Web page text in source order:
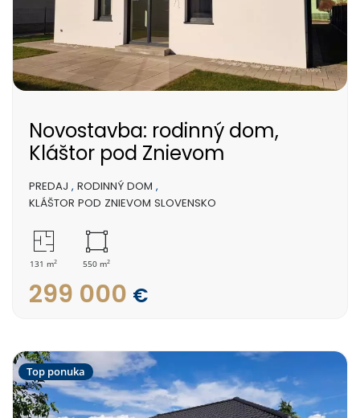
Novostavba: rodinný dom,
Kláštor pod Znievom
PREDAJ , RODINNÝ DOM ,
KLÁŠTOR POD ZNIEVOM SLOVENSKO
131 m2 550 m2
299 000 €
Top ponuka